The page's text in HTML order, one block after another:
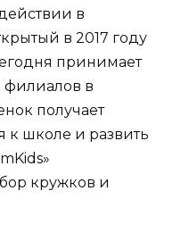
в
в 2017 году
принимает
филиалов в
получает
к школе и развить
кружков и